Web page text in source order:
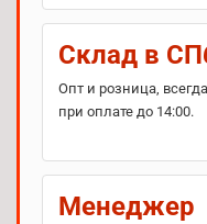
Склад в
Опт и розница,
при оплате до 14:00.
Менеджер